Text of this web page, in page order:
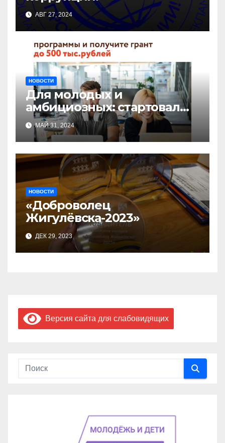
АВГ 27, 2024
НОВОСТИ
Для молодых и
амбициозных: стартовал
прием заявок на участие в
бизнес-акселераторе «Ты
предприниматель»
МАЙ 31, 2024
НОВОСТИ
«Доброволец
Жигулёвска-2023»
ДЕК 29, 2023
Версия сайта для слабовидящих